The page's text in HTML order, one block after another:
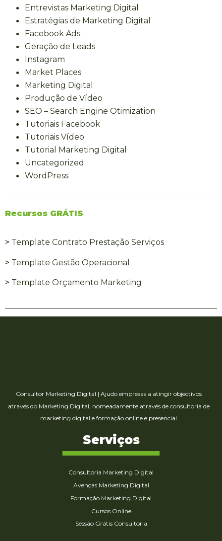
Entrevistas Marketing Digital
Estratégias de Marketing Digital
Facebook Ads
Geração de Leads
Instagram
Market Places
Marketing Digital
Produção de Vídeo
SEO – Search Engine Otimization
Tutoriais Facebook
Tutoriais Vídeo
Tutorial Marketing Digital
Uncategorized
WordPress
Recursos GRÁTIS
> Template Contrato Prestação Serviços
> Template Gestão Operacional
> Template Orçamento Marketing
Consultor Marketing Digital | Ajudo empresas a atingir objectivos
através do Marketing Digital, nomeadamente através de consultoria de
marketing digital e formação online e presencial
Serviços
Consultoria Marketing Digital
Avenças Marketing Digital
Formação Marketing Digital
Cursos Online
Sessão Grátis Consultoria